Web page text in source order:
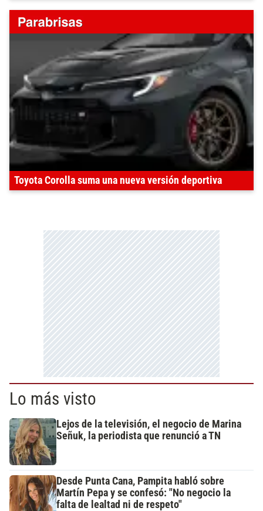
Toyota Corolla suma una nueva versión deportiva
Lo más visto
Lejos de la televisión, el negocio de Marina
Señuk, la periodista que renunció a TN
Desde Punta Cana, Pampita habló sobre
Martín Pepa y se confesó: "No negocio la
falta de lealtad ni de respeto"